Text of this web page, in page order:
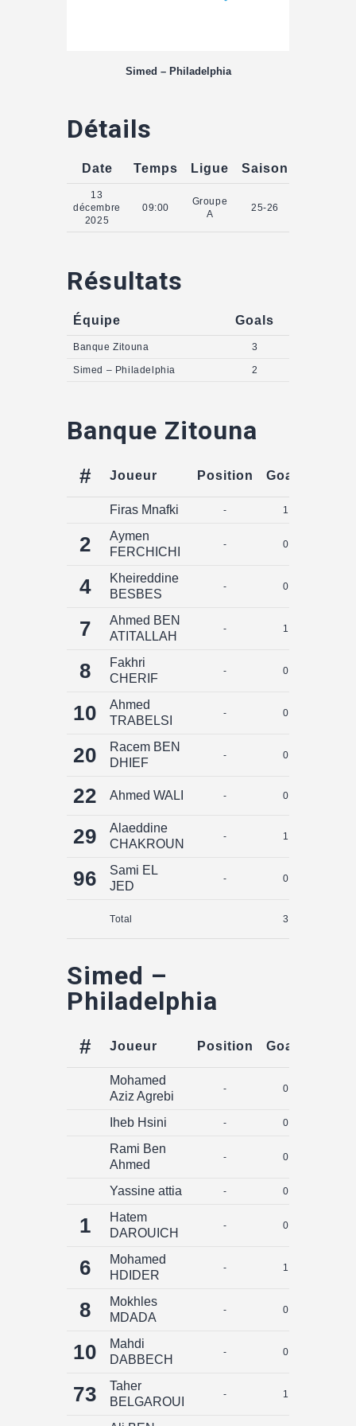
Simed – Philadelphia
Détails
Date Temps Ligue Saison
13
décembre
2025
09:00
Groupe
A
25-26
Résultats
Équipe Goals
Banque Zitouna 3
Simed – Philadelphia 2
Banque Zitouna
# Joueur Position Goals
Firas Mnafki - 1
2
Aymen
FERCHICHI
- 0
4
Kheireddine
BESBES
- 0
7
Ahmed BEN
ATITALLAH
- 1
8
Fakhri
CHERIF
- 0
10
Ahmed
TRABELSI
- 0
20
Racem BEN
DHIEF
- 0
22 Ahmed WALI - 0
29
Alaeddine
CHAKROUN
- 1
96
Sami EL
JED
- 0
Total 3
Simed –
Philadelphia
# Joueur Position Goals
Mohamed
Aziz Agrebi
- 0
Iheb Hsini - 0
Rami Ben
Ahmed
- 0
Yassine attia - 0
1
Hatem
DAROUICH
- 0
6
Mohamed
HDIDER
- 1
8
Mokhles
MDADA
- 0
10
Mahdi
DABBECH
- 0
73
Taher
BELGAROUI
- 1